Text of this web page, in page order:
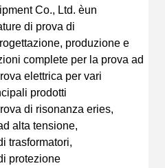
Co., Ltd. èun
di prova di
, produzione e
complete per la prova ad
elettrica per vari
prodotti
di risonanza eries,
alta tensione,
trasformatori,
protezione